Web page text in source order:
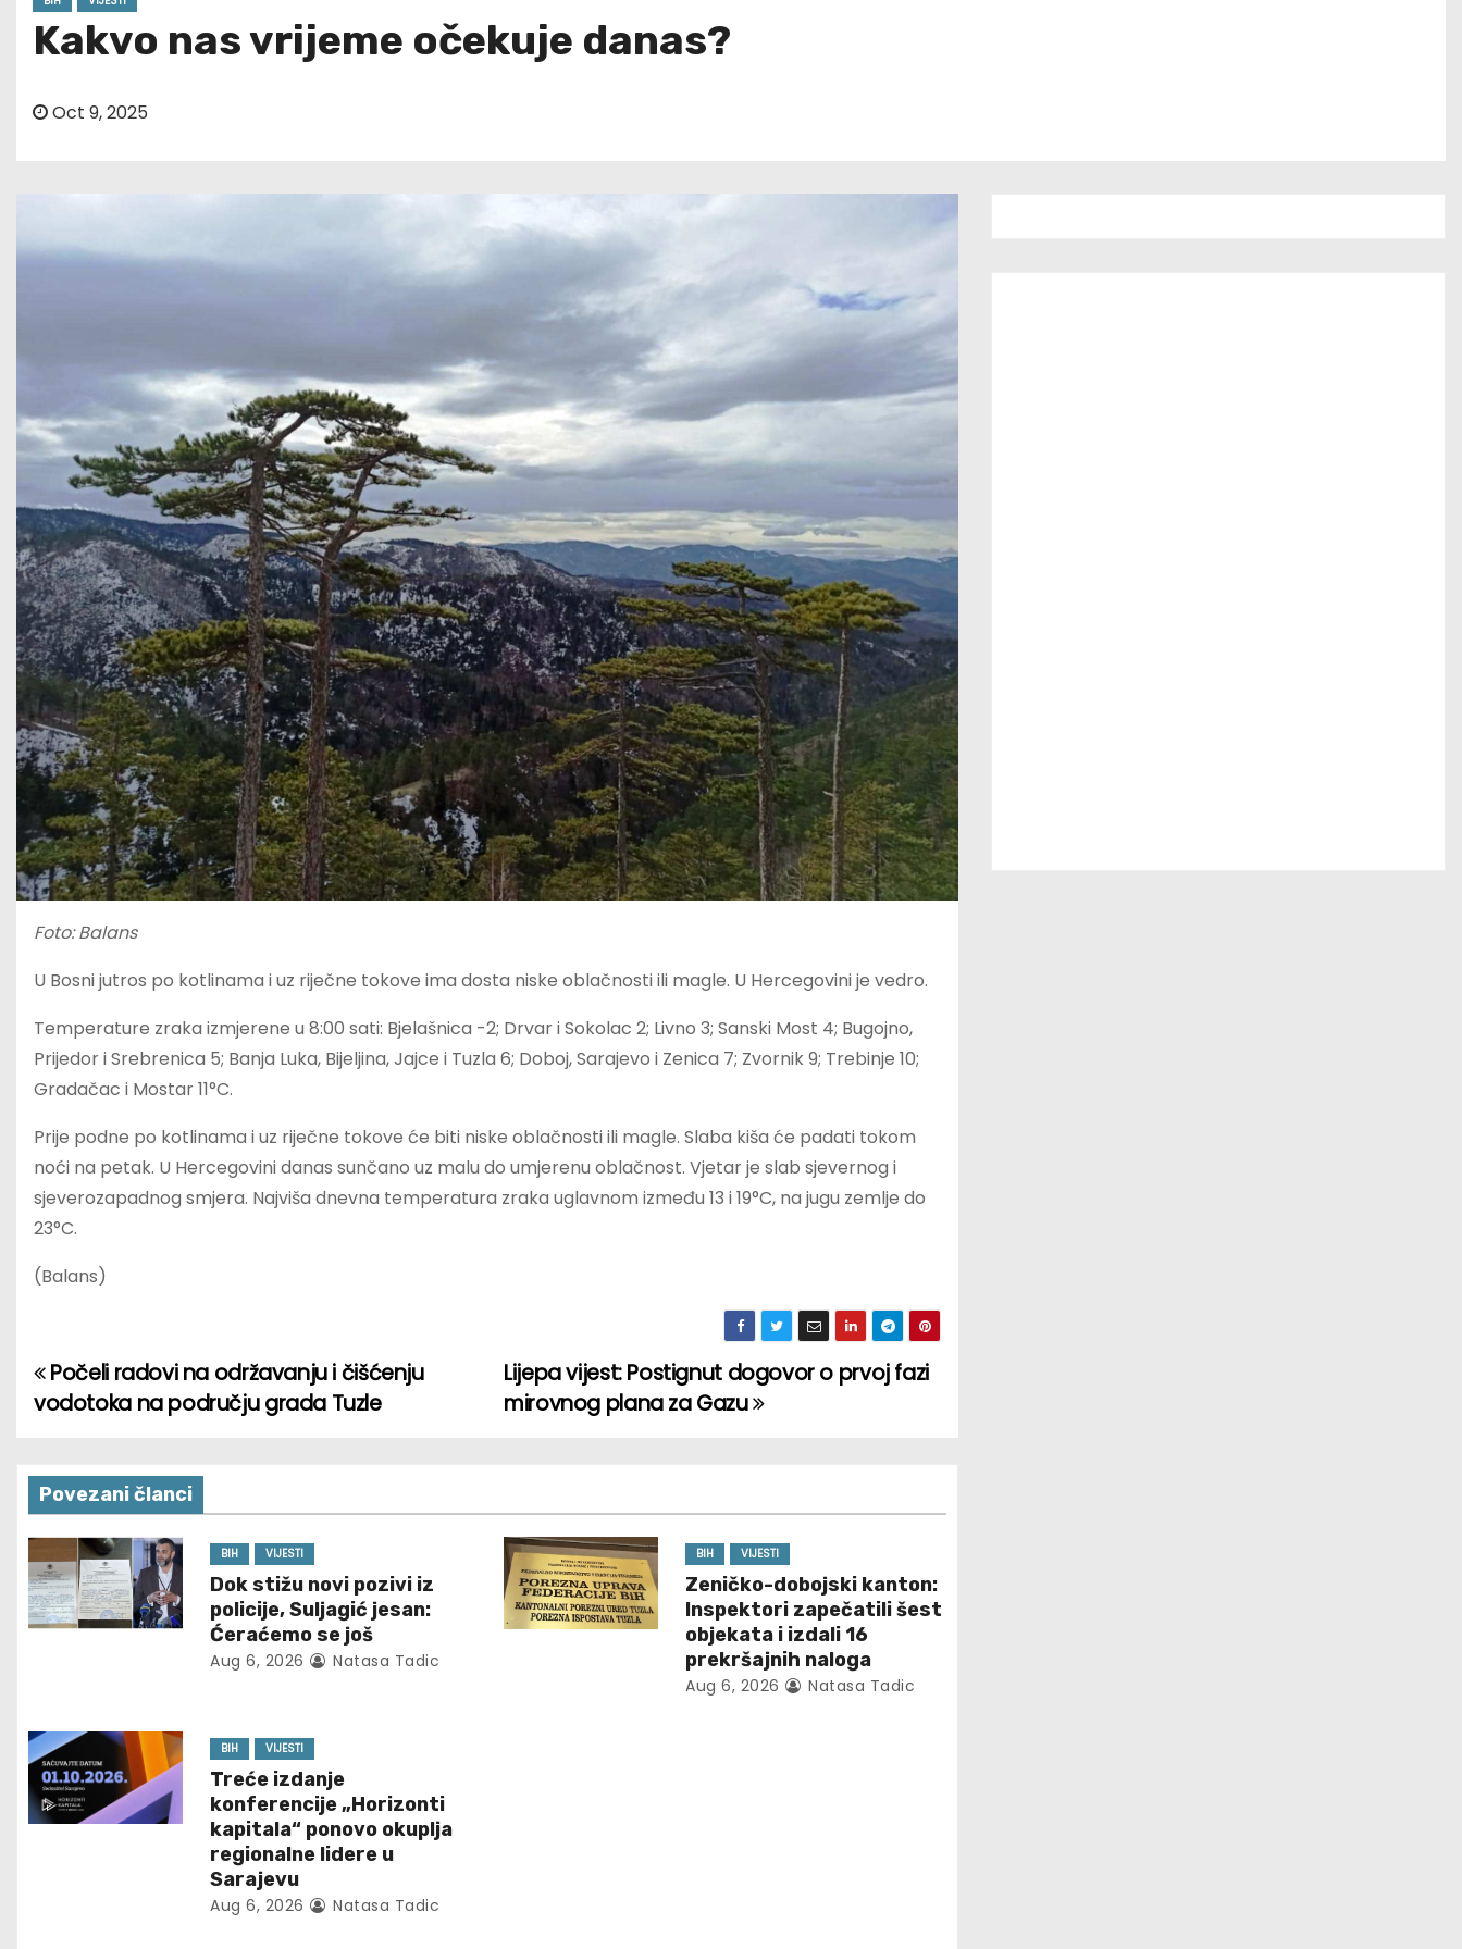
Kakvo nas vrijeme očekuje danas?
Oct 9, 2025
Foto: Balans
U Bosni jutros po kotlinama i uz riječne tokove ima dosta niske oblačnosti ili magle. U Hercegovini je vedro.
Temperature zraka izmjerene u 8:00 sati: Bjelašnica -2; Drvar i Sokolac 2; Livno 3; Sanski Most 4; Bugojno,
Prijedor i Srebrenica 5; Banja Luka, Bijeljina, Jajce i Tuzla 6; Doboj, Sarajevo i Zenica 7; Zvornik 9; Trebinje 10;
Gradačac i Mostar 11°C.
Prije podne po kotlinama i uz riječne tokove će biti niske oblačnosti ili magle. Slaba kiša će padati tokom
noći na petak. U Hercegovini danas sunčano uz malu do umjerenu oblačnost. Vjetar je slab sjevernog i
sjeverozapadnog smjera. Najviša dnevna temperatura zraka uglavnom između 13 i 19°C, na jugu zemlje do
23°C.
(Balans)
P
s
t
n
a
g
a
Lijepa vijest: Postignut dogovor o prvoj fazi
mirovnog plana za Gazu
Počeli radovi na održavanju i čišćenju
vodotoka na području grada Tuzle
Povezani članci
BIH VIJESTI
Dok stižu novi pozivi iz
policije, Suljagić jesan:
Ćeraćemo se još
Aug 6, 2026 Natasa Tadic
BIH VIJESTI
Zeničko-dobojski kanton:
Inspektori zapečatili šest
objekata i izdali 16
prekršajnih naloga
Aug 6, 2026 Natasa Tadic
BIH VIJESTI
Treće izdanje
konferencije „Horizonti
kapitala“ ponovo okuplja
regionalne lidere u
Sarajevu
Aug 6, 2026 Natasa Tadic